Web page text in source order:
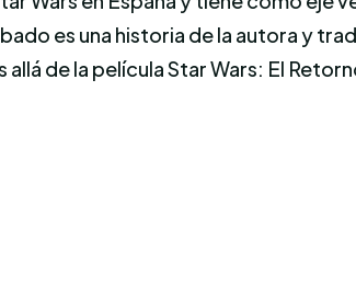
es una historia de la autora y
de la película Star Wars: El